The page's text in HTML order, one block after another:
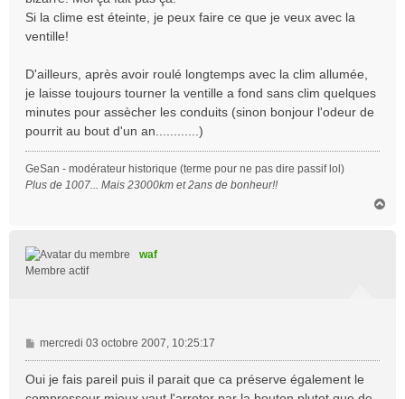
Si la clime est éteinte, je peux faire ce que je veux avec la
ventille!
D'ailleurs, après avoir roulé longtemps avec la clim allumée,
je laisse toujours tourner la ventille a fond sans clim quelques
minutes pour assècher les conduits (sinon bonjour l'odeur de
pourrit au bout d'un an............)
GeSan - modérateur historique (terme pour ne pas dire passif lol)
Plus de 1007... Mais 23000km et 2ans de bonheur!!
waf
Membre actif
M
e
s
mercredi 03 octobre 2007, 10:25:17
Oui je fais pareil puis il parait que ca préserve également le